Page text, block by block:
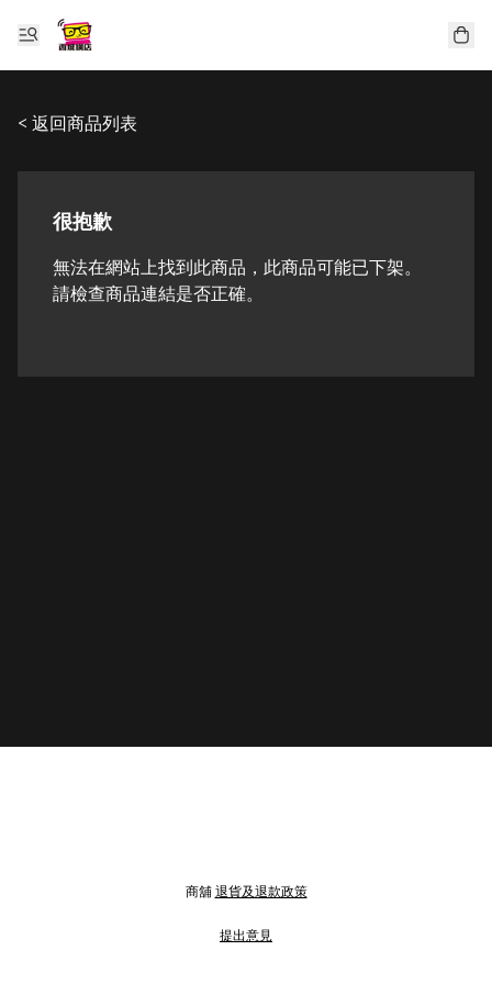
< 返回商品列表
很抱歉
無法在網站上找到此商品，此商品可能已下架。
請檢查商品連結是否正確。
商舖退貨及退款政策
提出意見